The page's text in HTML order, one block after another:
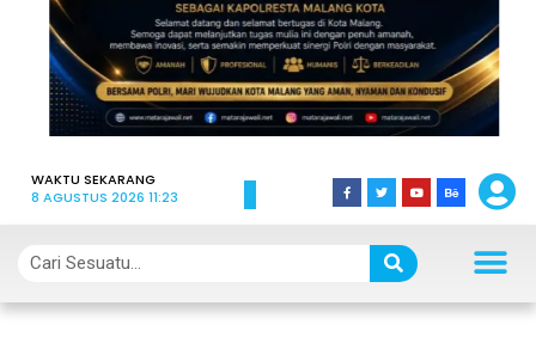
WAKTU SEKARANG
8 AGUSTUS 2026 11:23